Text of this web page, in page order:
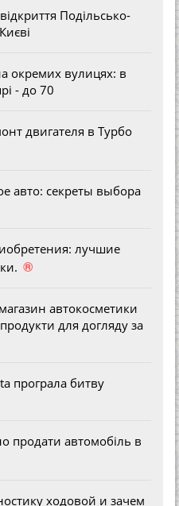
Подільсько-
окремих вулицях: в
- до 70
двигателя в Турбо
авто: секреты выбора
лучшие
®
автокосметики
продукти для догляду за
програла битву
продати автомобіль в
ходовой и зачем